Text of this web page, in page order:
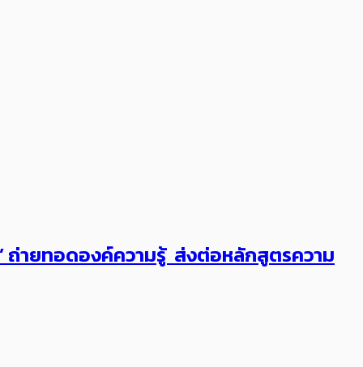
ถ่ายทอดองค์ความรู้ ส่งต่อหลักสูตรความ